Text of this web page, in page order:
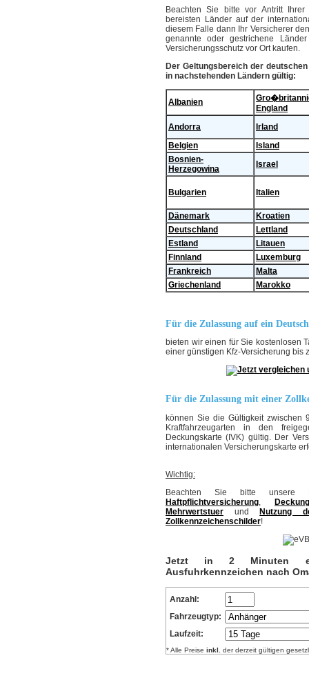
Beachten Sie bitte vor Antritt
bereisten Länder auf der
diesem Falle dann Ihr Versicherer
genannte oder gestrichene
Versicherungsschutz vor Ort kaufen.
Der Geltungsbereich der
in nachstehenden Ländern gültig:
Albanien
England
Andorra
Irland
Belgien
Island
Bosnien-
Herzegowina
Israel
Bulgarien Italien
Dänemark
Kroatien
Deutschland
Lettland
Estland
Litauen
Finnland
Luxemburg
Frankreich
Malta
Griechenland
Marokko
Für die Zulassung auf ein
bieten wir einen für Sie kostenlosen
einer günstigen Kfz-Versicherung bis
Für die Zulassung mit einer
können Sie die Gültigkeit
Kraftfahrzeugarten in den
Deckungskarte (IVK) gültig. Der
internationalen Versicherungskarte
Wichtig:
Beachten Sie bitte unsere
Haftpflichtversicherung,
Mehrwertstuer und
Nutzung
Zollkennzeichenschilder!
Jetzt in 2 Minuten
Ausfuhrkennzeichen nach
Anzahl:
Fahrzeugtyp:
Laufzeit:
* Alle Preise inkl. der derzeit gültigen